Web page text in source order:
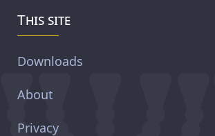
This site
Downloads
About
Privacy